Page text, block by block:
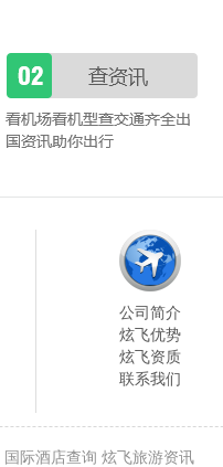
公司简介
炫飞优势
炫飞资质
联系我们
国际酒店查询 炫飞旅游资讯